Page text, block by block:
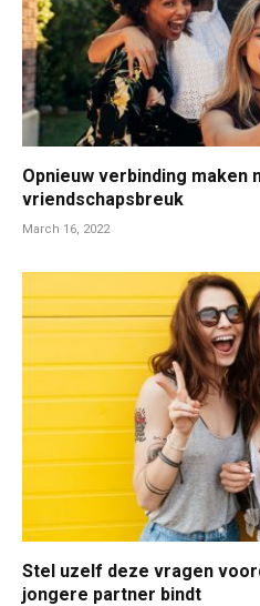
Opnieuw verbinding maken
vriendschapsbreuk
March 16, 2022
Stel uzelf deze vragen
jongere partner bindt